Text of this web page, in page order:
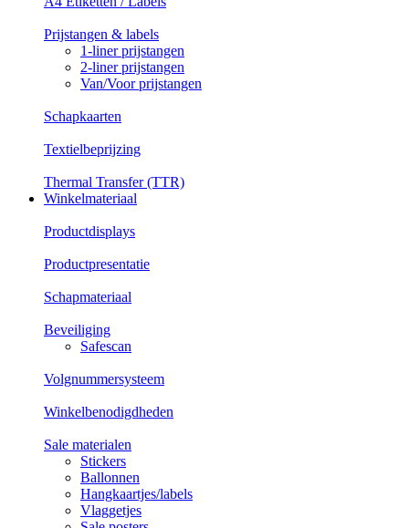
Prijstangen & labels
1-liner prijstangen
2-liner prijstangen
Van/Voor prijstangen
Schapkaarten
Textielbeprijzing
Thermal Transfer (TTR)
Winkelmateriaal
Productdisplays
Productpresentatie
Schapmateriaal
Beveiliging
Safescan
Volgnummersysteem
Winkelbenodigdheden
Sale materialen
Stickers
Ballonnen
Hangkaartjes/labels
Vlaggetjes